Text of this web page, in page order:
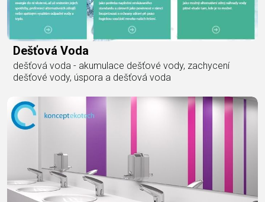
Dešťová Voda
dešťová voda - akumulace dešťové vody, zachycení
dešťové vody, úspora a dešťová voda